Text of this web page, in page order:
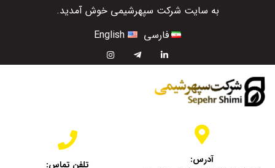
به سایت شرکت سپهرشیمی خوش آمدید.
فارسی
English
آدرس: تلفن تماس: